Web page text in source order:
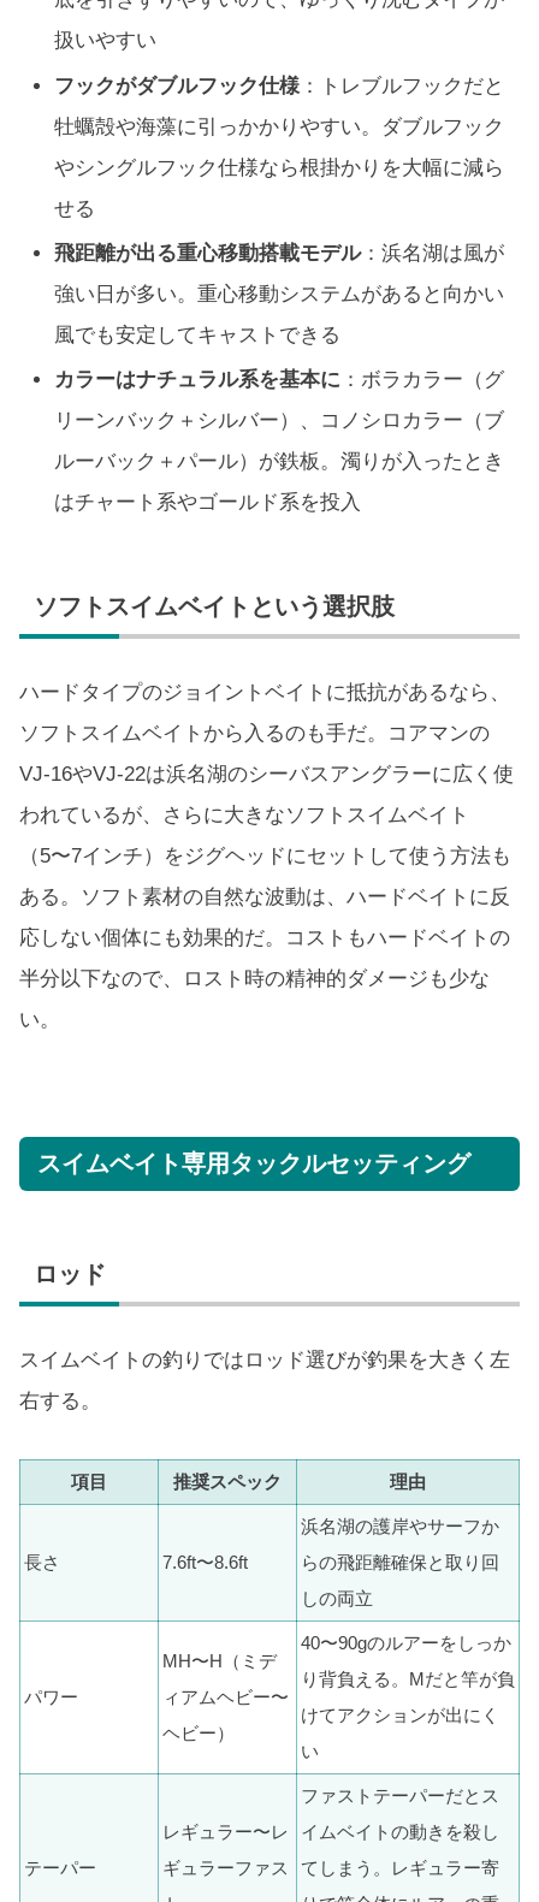
扱いやすい
フックがダブルフック仕様 ：トレブルフックだと
牡蠣殻や海藻に引っかかりやすい。ダブルフック
やシングルフック仕様なら根掛かりを大幅に減ら
せる
飛距離が出る重心移動搭載モデル：浜名湖は風が
強い日が多い。重心移動システムがあると向かい
風でも安定してキャストできる
カラーはナチュラル系を基本に ：ボラカラー（グ
リーンバック＋シルバー）、コノシロカラー（ブ
ルーバック＋パール）が鉄板。濁りが入ったとき
はチャート系やゴールド系を投入
ソフトスイムベイトという選択肢
ハードタイプのジョイントベイトに抵抗があるなら、
ソフトスイムベイトから入るのも手だ。コアマンの
VJ-16やVJ-22は浜名湖のシーバスアングラーに広く使
われているが、さらに大きなソフトスイムベイト
（5〜7インチ）をジグヘッドにセットして使う方法も
ある。ソフト素材の自然な波動は、ハードベイトに反
応しない個体にも効果的だ。コストもハードベイトの
半分以下なので、ロスト時の精神的ダメージも少な
い。
スイムベイト専用タックルセッティング
ロッド
スイムベイトの釣りではロッド選びが釣果を大きく左
右する。
項目 推奨スペック 理由
長さ 7.6ft〜8.6ft
浜名湖の護岸やサーフか
らの飛距離確保と取り回
しの両立
パワー
MH〜H（ミデ
ィアムヘビー〜
ヘビー）
40〜90gのルアーをしっか
り背負える。Mだと竿が負
けてアクションが出にく
い
テーパー
レギュラー〜レ
ギュラーファス
ファストテーパーだとス
イムベイトの動きを殺し
てしまう。レギュラー寄